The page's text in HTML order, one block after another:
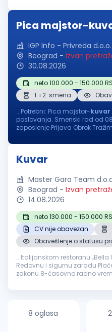
iskustvo poželjno Mogućnost...
Pica majstor-
IGP Info - Privreda
Beograd - Izvan
30.08.2026
neto 100.000 - 150.000
1. i 2. smena
...Potrebni: Pica majstor-kuvar
poslovanja. Smenski rad od 08h-
zaposlenje Prijava Obrok Tražimo radnike koji žele da rade u
Kuvar
Master Gara Team
Beograd - Izvan
14.08.2026
neto 130.000 - 150.000
CV nije obavezan
Obaveštenje o statusu
...Italijanskom restoranu „Bella
Redovnu i sigurnu zaradu
zakonu 8-časovno radno
Stabilan...
8 oglasa